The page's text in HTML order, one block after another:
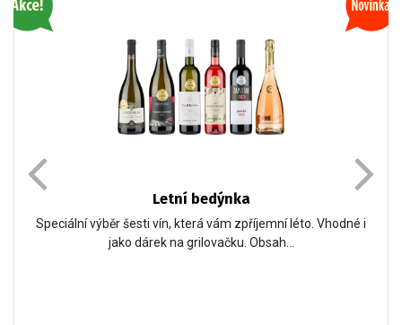
Letní bedýnka
Speciální výběr šesti vín, která vám zpříjemní léto. Vhodné i
jako dárek na grilovačku. Obsah…